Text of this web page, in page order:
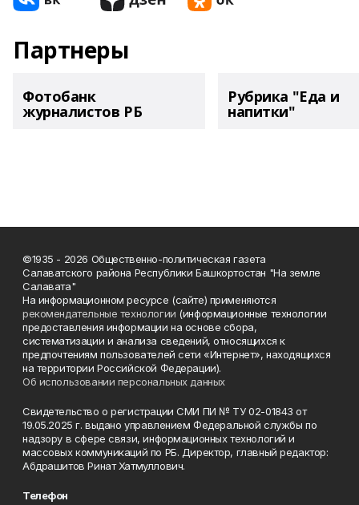
Партнеры
Фотобанк
журналистов РБ
Рубрика "Еда и
напитки"
©1935 - 2026 Общественно-политическая газета
Салаватского района Республики Башкортостан "На земле
Салавата"
На информационном ресурсе (сайте) применяются
рекомендательные технологии (информационные технологии
предоставления информации на основе сбора,
систематизации и анализа сведений, относящихся к
предпочтениям пользователей сети «Интернет», находящихся
на территории Российской Федерации).
Об использовании персональных данных
Свидетельство о регистрации СМИ ПИ № ТУ 02-01843 от
19.05.2025 г. выдано управлением Федеральной службы по
надзору в сфере связи, информационных технологий и
массовых коммуникаций по РБ. Директор, главный редактор:
Абдрашитов Ринат Хатмуллович.
Телефон